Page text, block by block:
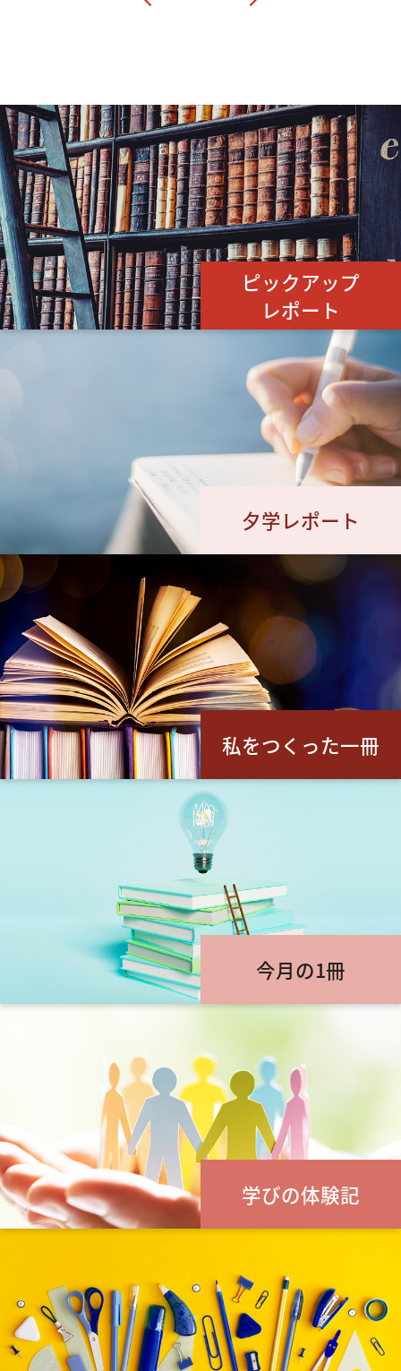
ピックアップ
レポート
夕学レポート
私をつくった一冊
今月の1冊
学びの体験記